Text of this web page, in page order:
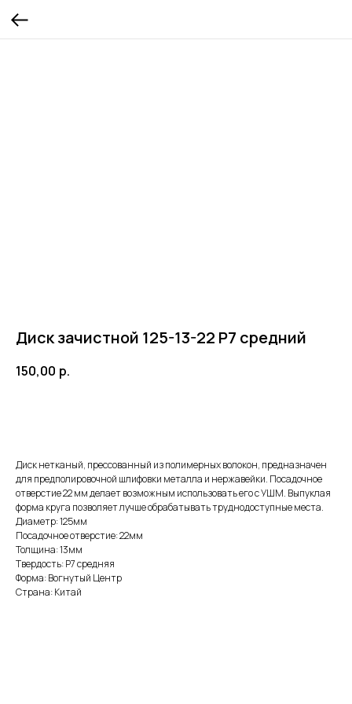
Диск зачистной 125-13-22 Р7 средний
150,00 р.
Диск нетканый, прессованный из полимерных волокон, предназначен
для предполировочной шлифовки металла и нержавейки. Посадочное
отверстие 22 мм делает возможным использовать его с УШМ. Выпуклая
форма круга позволяет лучше обрабатывать труднодоступные места.
Диаметр: 125мм
Посадочное отверстие: 22мм
Толщина: 13мм
Твердость: Р7 средняя
Форма: Вогнутый Центр
Страна: Китай